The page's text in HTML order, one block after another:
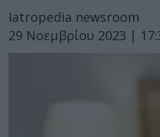
Iatropedia newsroom
29 Νοεμβρίου 2023 |